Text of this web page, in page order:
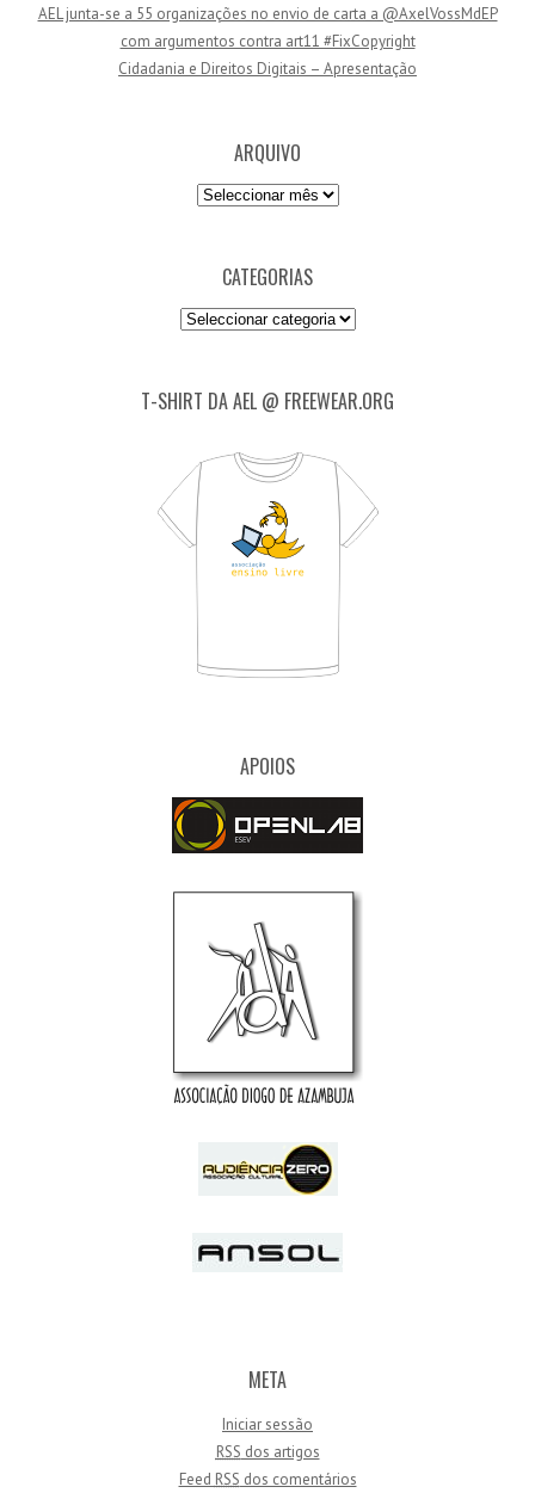
AEL junta-se a 55 organizações no envio de carta a @AxelVossMdEP
com argumentos contra art11 #FixCopyright
Cidadania e Direitos Digitais – Apresentação
ARQUIVO
Arquivo
CATEGORIAS
Categorias
T-SHIRT DA AEL @ FREEWEAR.ORG
APOIOS
META
Iniciar sessão
RSS dos artigos
Feed RSS dos comentários